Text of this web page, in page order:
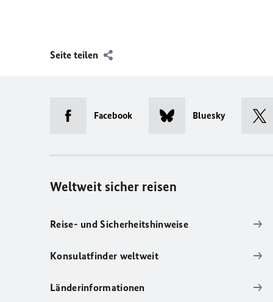
Seite teilen
Facebook Bluesky
Weltweit sicher reisen
Reise- und Sicherheitshinweise
Konsulatfinder weltweit
Länderinformationen